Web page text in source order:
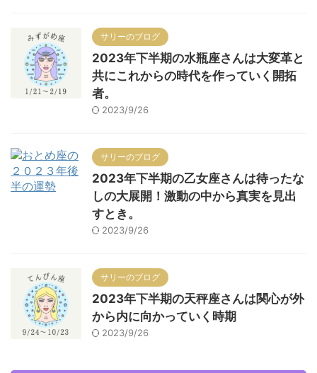
サリーのブログ
2023年下半期の水瓶座さんは大変革と
共にこれからの時代を作っていく開拓
者。
2023/9/26
サリーのブログ
2023年下半期の乙女座さんは待ったな
しの大展開！激動の中から真実を見出
すとき。
2023/9/26
サリーのブログ
2023年下半期の天秤座さんは関心が外
から内に向かっていく時期
2023/9/26